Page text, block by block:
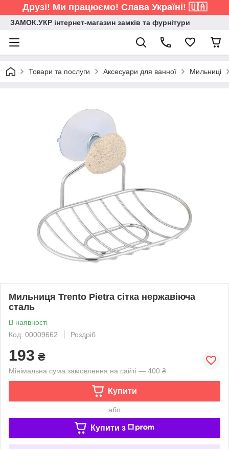
Друзі! Ми працюємо! Слава Україні! 🇺🇦
ЗАМОК.УКР інтернет-магазин замків та фурнітури
Товари та послуги Аксесуари для ванної Мильниці
Мильниця Trento Pietra сітка нержавіюча
сталь
В наявності
Код: 00009662
Роздріб
193 ₴
Мінімальна сума замовлення на сайті — 400 ₴
Купити
або
Купити з